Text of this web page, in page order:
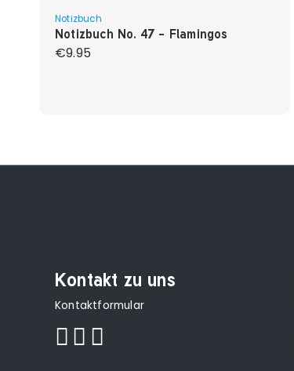
Notizbuch
Notizbuch No. 47 - Flamingos
Regular price:
€9.95
Kontakt zu uns
Kontaktformular